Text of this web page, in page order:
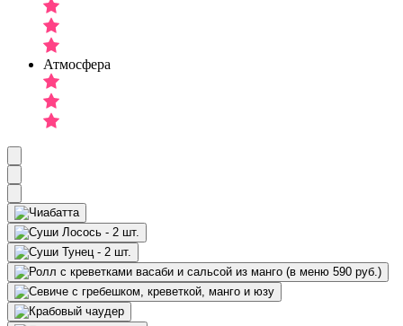
Атмосфера